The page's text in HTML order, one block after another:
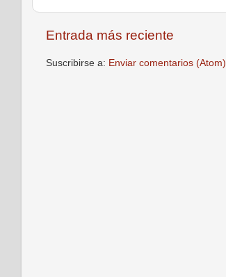
Entrada más reciente
Suscribirse a: Enviar comentarios (Atom)